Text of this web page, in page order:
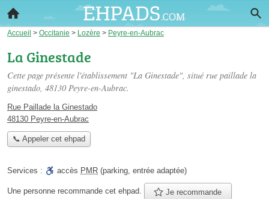
Accueil > Occitanie > Lozère > Peyre-en-Aubrac
La Ginestade
Cette page présente l'établissement "La Ginestade", situé rue paillade la
ginestado, 48130 Peyre-en-Aubrac.
Rue Paillade la Ginestado
48130 Peyre-en-Aubrac
📞 Appeler cet ehpad
Services : accès PMR (parking, entrée adaptée)
Une personne recommande cet ehpad. Je recommande